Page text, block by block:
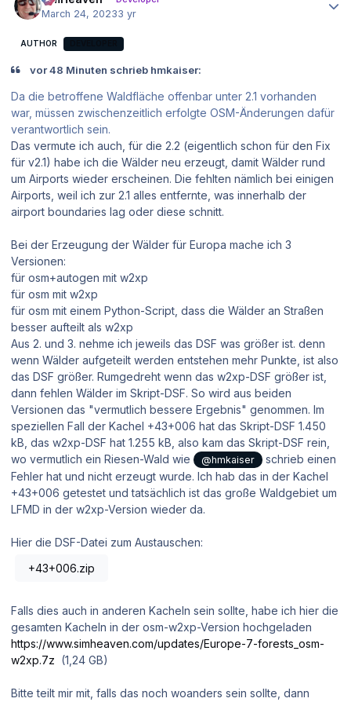
March 24, 20233 yr
AUTHOR
vor 48 Minuten schrieb hmkaiser:
Da die betroffene Waldfläche offenbar unter 2.1 vorhanden
war, müssen zwischenzeitlich erfolgte OSM-Änderungen dafür
verantwortlich sein.
Das vermute ich auch, für die 2.2 (eigentlich schon für den Fix
für v2.1) habe ich die Wälder neu erzeugt, damit Wälder rund
um Airports wieder erscheinen. Die fehlten nämlich bei einigen
Airports, weil ich zur 2.1 alles entfernte, was innerhalb der
airport boundaries lag oder diese schnitt.
Bei der Erzeugung der Wälder für Europa mache ich 3
Versionen:
für osm+autogen mit w2xp
für osm mit w2xp
für osm mit einem Python-Script, dass die Wälder an Straßen
besser aufteilt als w2xp
Aus 2. und 3. nehme ich jeweils das DSF was größer ist. denn
wenn Wälder aufgeteilt werden entstehen mehr Punkte, ist also
das DSF größer. Rumgedreht wenn das w2xp-DSF größer ist,
dann fehlen Wälder im Skript-DSF. So wird aus beiden
Versionen das "vermutlich bessere Ergebnis" genommen. Im
speziellen Fall der Kachel +43+006 hat das Skript-DSF 1.450
kB, das w2xp-DSF hat 1.255 kB, also kam das Skript-DSF rein,
wo vermutlich ein Riesen-Wald wie
@hmkaiser
schrieb einen
Fehler hat und nicht erzeugt wurde. Ich hab das in der Kachel
+43+006 getestet und tatsächlich ist das große Waldgebiet um
LFMD in der w2xp-Version wieder da.
Hier die DSF-Datei zum Austauschen:
+43+006.zip
Falls dies auch in anderen Kacheln sein sollte, habe ich hier die
gesamten Kacheln in der osm-w2xp-Version hochgeladen
https://www.simheaven.com/updates/Europe-7-forests_osm-
w2xp.7z (1,24 GB)
Bitte teilt mir mit, falls das noch woanders sein sollte, dann